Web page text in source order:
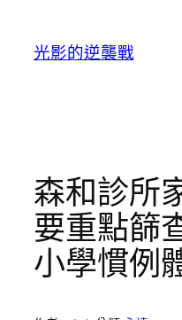
光影的逆襲戰
森和診所
要重點篩
小學慣例